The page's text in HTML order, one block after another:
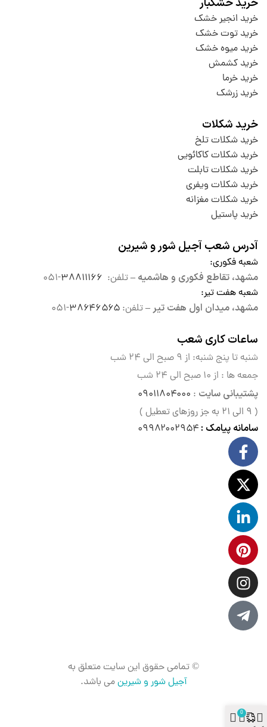
خرید انجیر خشک
خرید توت خشک
خرید میوه خشک
خرید کشمش
خرید خرما
خرید زرشک
خرید شکلات
خرید شکلات تلخ
خرید شکلات کاکائویی
خرید شکلات تابلت
خرید شکلات ویفری
خرید شکلات مغزانه
خرید پاستیل
آدرس شعب آجیل شور و شیرین
شعبه فکوری:
مشهد، تقاطع فکوری و هاشمیه –تلفن: ۳۸۸۱۱۱۶۶-۰۵۱
شعبه هفت تیر:
مشهد، میدان اول هفت تیر –تلفن: ۳۸۶۴۶۵۶۵-۰۵۱
ساعات کاری شعب
شنبه تا پنج شنبه: از ۹ صبح الی
۲۴ شب
جمعه ها : از ۱۰ صبح الی ۲۴ شب
پشتیبانی سایت : ۰۹۰۱۱۸۰۴۰۰۰
( ۹ الی ۲۱ به جز روزهای تعطیل )
سامانه پیامک : ۰۹۹۸۲۰۰۲۹۵۴
© تمامی حقوق این سایت متعلق به
آجیل شور و شیرینمی باشد.
بستن
0